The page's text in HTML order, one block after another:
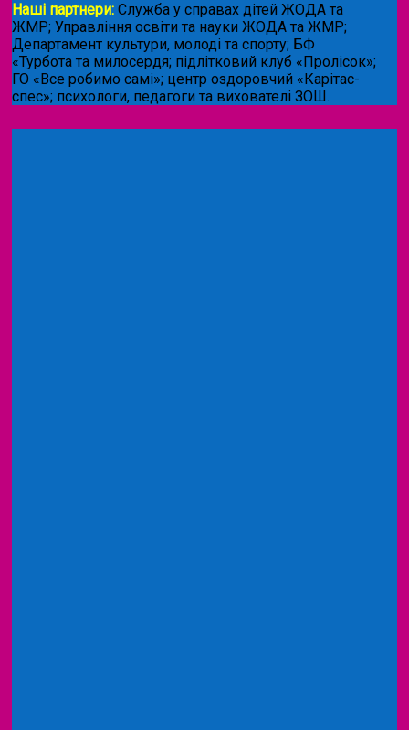
Наші партнери: Служба у справах дітей ЖОДА та
ЖМР; Управління освіти та науки ЖОДА та ЖМР;
Департамент культури, молоді та спорту; БФ
«Турбота та милосердя; підлітковий клуб «Пролісок»;
ГО «Все робимо самі»; центр оздоровчий «Карітас-
спес»; психологи, педагоги та вихователі ЗОШ.